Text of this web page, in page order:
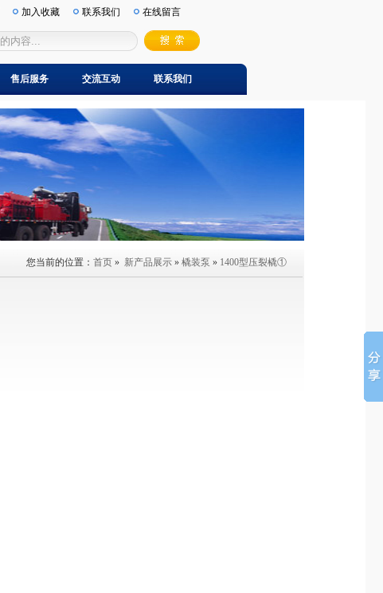
售后服务 交流互动 联系我们
售后服务 交流互动 联系我们
加入收藏 联系我们 在线留言
您当前的位置： 首页 » 新产品展示 » 橇装泵 » 1400型压裂橇①